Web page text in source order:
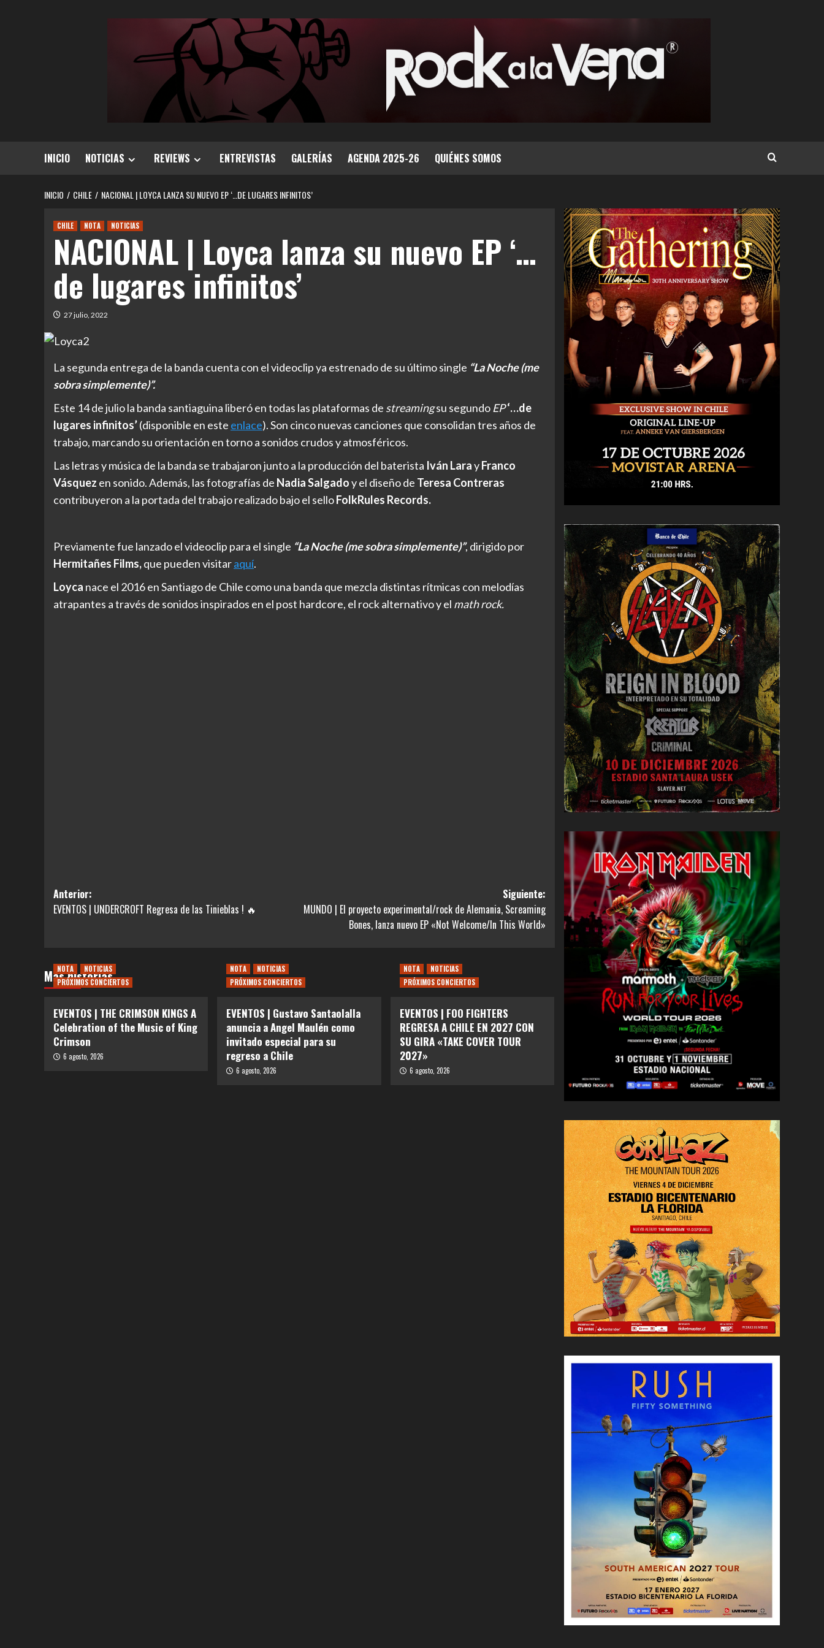
INICIO NOTICIAS REVIEWS ENTREVISTAS GALERÍAS AGENDA 2025-26 QUIÉNES SOMOS
INICIO CHILE NACIONAL | LOYCA LANZA SU NUEVO EP ‘…DE LUGARES INFINITOS’
CHILE NOTA NOTICIAS
NACIONAL | Loyca lanza su nuevo EP ‘…
de lugares infinitos’
27 julio, 2022
La segunda entrega de la banda cuenta con el videoclip ya estrenado de su último single “La Noche (me
sobra simplemente)”.
Este 14 de julio la banda santiaguina liberó en todas las plataformas de streamingsu segundoEP‘…de
lugares infinitos’(disponible en este enlace). Son cinco nuevas canciones que consolidan tres años de
trabajo, marcando su orientación en torno a sonidos crudos y atmosféricos.
Las letras y música de la banda se trabajaron junto a la producción del baterista Iván LarayFranco
Vásquez en sonido. Además, las fotografías de Nadia Salgadoy el diseño de Teresa Contreras
contribuyeron a la portada del trabajo realizado bajo el selloFolkRules Records.
Previamente fue lanzado el videoclip para el single “La Noche (me sobra simplemente)”, dirigido por
Hermitañes Films,que pueden visitaraquí.
Loyca nace el 2016 en Santiago de Chile como una banda que mezcla distintas rítmicas con melodías
atrapantes a través de sonidos inspirados en el post hardcore, el rock alternativo y el math rock.
Navegación
de
Anterior:
EVENTOS | UNDERCROFT Regresa de las Tinieblas ! 🔥
Siguiente:
MUNDO | El proyecto experimental/rock de Alemania, Screaming
Bones, lanza nuevo EP «Not Welcome/In This World»
Más historias
NOTA
NOTICIAS
PRÓXIMOS CONCIERTOS
EVENTOS | THE CRIMSON KINGS A
Celebration of the Music of King
Crimson
6 agosto, 2026
NOTA
NOTICIAS
PRÓXIMOS CONCIERTOS
EVENTOS | Gustavo Santaolalla
anuncia a Angel Maulén como
invitado especial para su
regreso a Chile
6 agosto, 2026
NOTA
NOTICIAS
PRÓXIMOS CONCIERTOS
EVENTOS | FOO FIGHTERS
REGRESA A CHILE EN 2027 CON
SU GIRA «TAKE COVER TOUR
2027»
6 agosto, 2026